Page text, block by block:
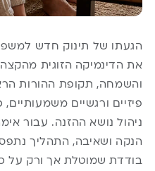
הגעתו של תינוק חדש
את הדינמיקה הזוגית
והשמחה, תקופת ההורות
פיזיים ורגשיים
ניהול נושא ההזנה. עבור
הנקה ושאיבה, התהליך נתפס
בודדת שמוטלת אך ורק על